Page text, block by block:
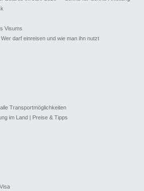
Visums
darf einreisen und wie man ihn nutzt
Transportmöglichkeiten
im Land | Preise & Tipps